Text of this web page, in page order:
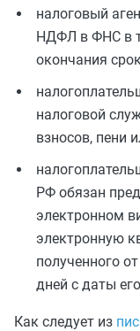
налоговый
НДФЛ в ФНС в
окончания
налоговой
взносов, пени
РФ обязан
электронном
электронную
полученного
дней с даты
Как следует из